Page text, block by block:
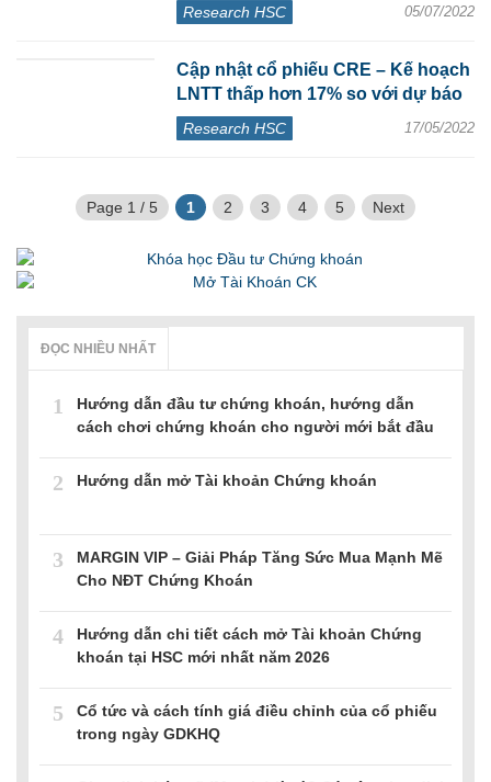
Research HSC 05/07/2022
Cập nhật cổ phiếu CRE – Kế hoạch
LNTT thấp hơn 17% so với dự báo
Research HSC 17/05/2022
Page 1 / 5 1 2 3 4 5 Next
ĐỌC NHIỀU NHẤT
1
Hướng dẫn đầu tư chứng khoán, hướng dẫn
cách chơi chứng khoán cho người mới bắt đầu
2 Hướng dẫn mở Tài khoản Chứng khoán
3
MARGIN VIP – Giải Pháp Tăng Sức Mua Mạnh Mẽ
Cho NĐT Chứng Khoán
4
Hướng dẫn chi tiết cách mở Tài khoản Chứng
khoán tại HSC mới nhất năm 2026
5
Cổ tức và cách tính giá điều chỉnh của cổ phiếu
trong ngày GDKHQ